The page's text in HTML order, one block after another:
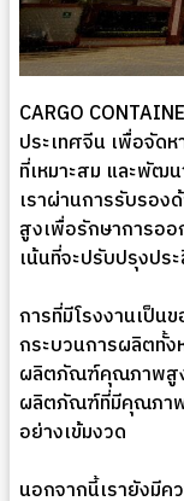
CARGO
ประเทศจีน เพื่อจัด
ที่เหมาะสม และพัฒ
เราผ่านการรับรอง
สูงเพื่อรักษาการอ
เน้นที่จะปรับปรุงป
การที่มีโรงงานเป็นข
กระบวนการผลิตทั้ง
ผลิตภัณฑ์คุณภาพสูง
ผลิตภัณฑ์ที่มีคุณภา
อย่างเข้มงวด
นอกจากนี้เรายังมีค